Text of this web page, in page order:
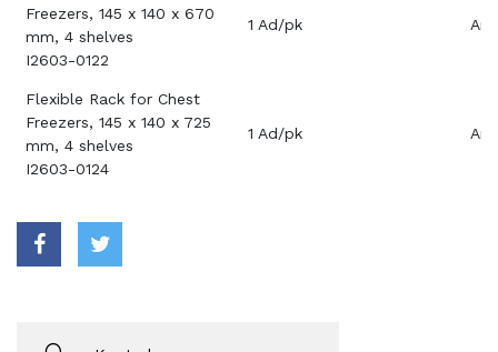
Freezers, 145 x 140 x 670
mm, 4 shelves
I2603-0122
1 Ad/pk
Flexible Rack for Chest
Freezers, 145 x 140 x 725
mm, 4 shelves
I2603-0124
1 Ad/pk